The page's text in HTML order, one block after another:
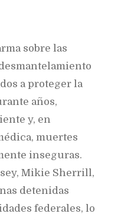
sobre las
a proteger la
años,
y, en
muertes
inseguras.
Mikie Sherrill,
detenidas
federales, lo